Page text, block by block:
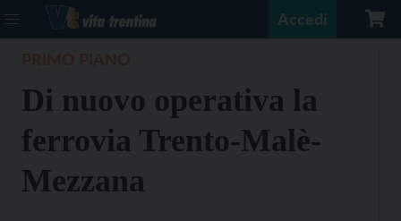
Accedi
Di nuovo operativa la
ferrovia Trento-Malè-
Mezzana